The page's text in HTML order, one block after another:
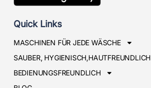
Quick Links
MASCHINEN FÜR JEDE WÄSCHE
SAUBER, HYGIENISCH,HAUTFREUNDLICH
BEDIENUNGSFREUNDLICH